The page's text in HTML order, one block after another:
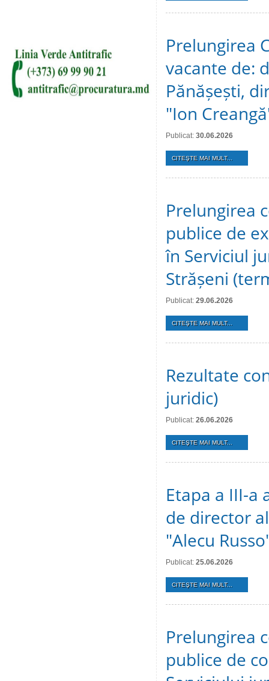
Prelungirea
vacante de:
Pănășești,
"Ion
Publicat: 30.06.2026
CITEŞTE MAI MULT...
Prelungirea
publice de
în Serviciul
Strășeni
Publicat: 29.06.2026
CITEŞTE MAI MULT...
Rezultate
juridic)
Publicat: 26.06.2026
CITEŞTE MAI MULT...
Etapa a III-a
de director
"Alecu
Publicat: 25.06.2026
CITEŞTE MAI MULT...
Prelungirea
publice de